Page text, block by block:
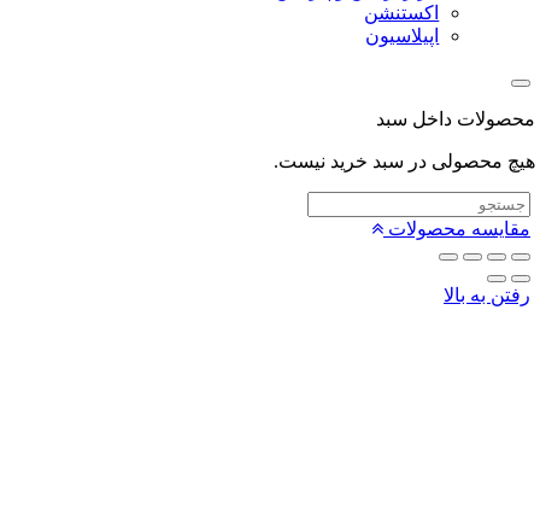
اکستنشن
اپیلاسیون
داخل سبد
در سبد خرید نیست.
محصولات
به بالا